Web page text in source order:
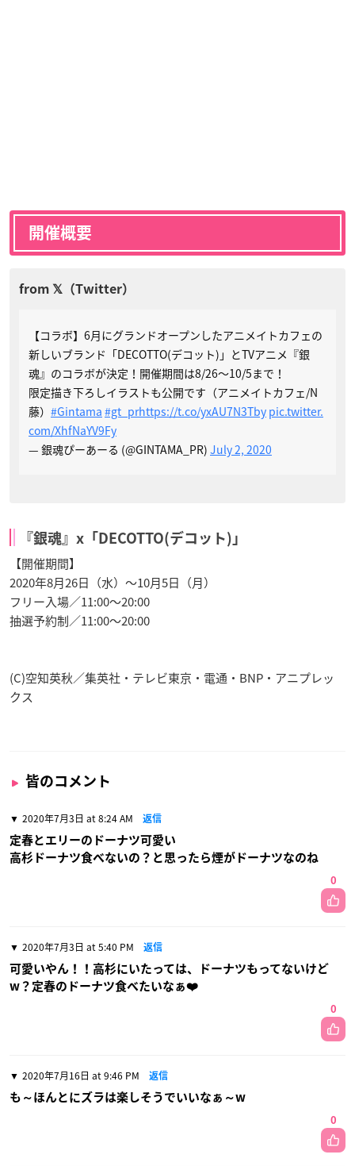
開催概要
【コラボ】6月にグランドオープンしたアニメイトカフェの
新しいブランド「DECOTTO(デコット)」とTVアニメ『銀
魂』のコラボが決定！開催期間は8/26～10/5まで！
限定描き下ろしイラストも公開です（アニメイトカフェ/N
藤） #Gintama #gt_prhttps://t.co/yxAU7N3Tby pic.twitter.
com/XhfNaYV9Fy
— 銀魂ぴーあーる (@GINTAMA_PR) July 2, 2020
『銀魂』x「DECOTTO(デコット)」
【開催期間】
2020年8月26日（水）～10月5日（月）
フリー入場／11:00～20:00
抽選予約制／11:00～20:00
(C)空知英秋／集英社・テレビ東京・電通・BNP・アニプレッ
クス
皆のコメント
2020年7月3日 at 8:24 AM 返信
定春とエリーのドーナツ可愛い
高杉ドーナツ食べないの？と思ったら煙がドーナツなのね
0
2020年7月3日 at 5:40 PM 返信
可愛いやん！！高杉にいたっては、ドーナツもってないけど
w？定春のドーナツ食べたいなぁ❤️
0
2020年7月16日 at 9:46 PM 返信
も～ほんとにズラは楽しそうでいいなぁ～w
0